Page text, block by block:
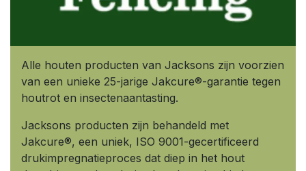
Alle houten producten van Jacksons zijn voorzien
van een unieke 25-jarige Jakcure®-garantie tegen
houtrot en insectenaantasting.
Jacksons producten zijn behandeld met
Jakcure®, een uniek, ISO 9001-gecertificeerd
drukimpregnatieproces dat diep in het hout